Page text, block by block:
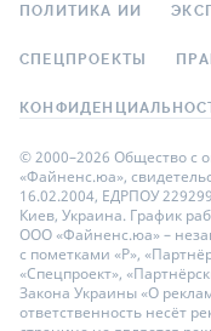
ПОЛИТИКА ИИ
СПЕЦПРОЕКТЫ
© 2000–2026 Общество с
«Файненс.юа»,
16.02.2004, ЕДРПОУ
Киев, Украина. График
ООО «Файненс.юа» –
с пометками «Р»,
«Спецпроект»,
Закона Украины «О
ответственность несёт